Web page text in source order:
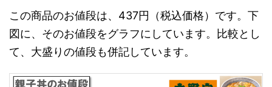
この商品のお値段は、437円（税込価格）です。下
図に、そのお値段をグラフにしています。比較とし
て、大盛りの値段も併記しています。